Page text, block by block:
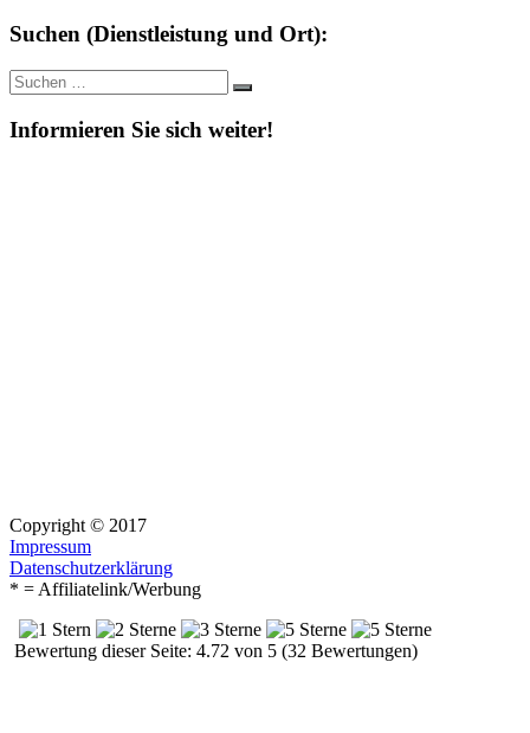
Suchen (Dienstleistung und Ort):
Suche
nach:
Suchen
Informieren Sie sich weiter!
Copyright © 2017
Impressum
Datenschutzerklärung
* = Affiliatelink/Werbung
Bewertung dieser Seite: 4.72 von 5 (32 Bewertungen)